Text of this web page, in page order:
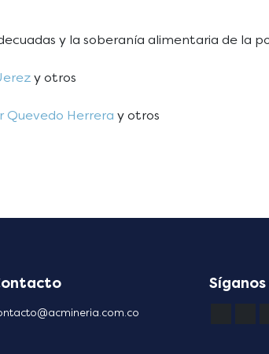
y la soberanía alimentaria de la
y otros
Quevedo Herrera y otros
Síganos